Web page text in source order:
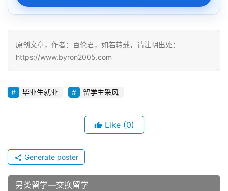
原创文章，作者：百伦君，如若转载，请注明出处：
https://www.byron2005.com
毕业生就业 留学生采风
Like (0)
Generate poster
另类留学—交换留学